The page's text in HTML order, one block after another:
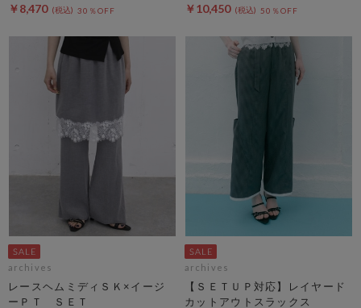
￥8,470 30％OFF ￥10,450 50％OFF
archives
レースヘムミディＳＫ×イージ
ーＰＴ ＳＥＴ
archives
【ＳＥＴＵＰ対応】レイヤード
カットアウトスラックス